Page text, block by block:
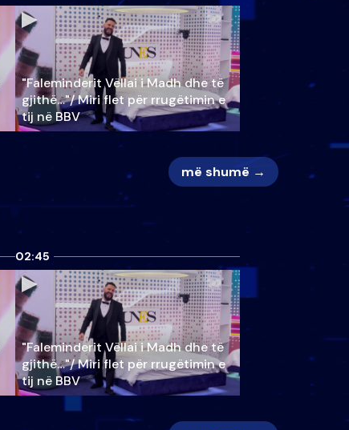
"Faleminderit Vëllai i Madh dhe të
gjithë…"/ Miri flet për rrugëtimin e
tij në BBV
më shumë →
02:45
"Faleminderit Vëllai i Madh dhe të
gjithë…"/ Miri flet për rrugëtimin e
tij në BBV